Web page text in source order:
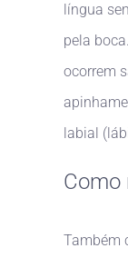
língua
pela
ocorrem
labial
Como
Também